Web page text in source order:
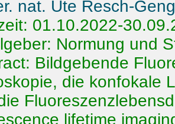
nat. Ute Resch-
01.10.2022-
Normung und
Bildgebende
die konfokale
lifetime